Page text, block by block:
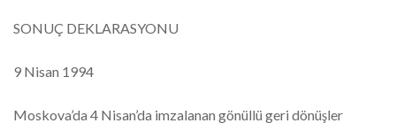
SONUÇ DEKLARASYONU
9 Nisan 1994
Moskova’da 4 Nisan’da imzalanan gönüllü geri dönüşler